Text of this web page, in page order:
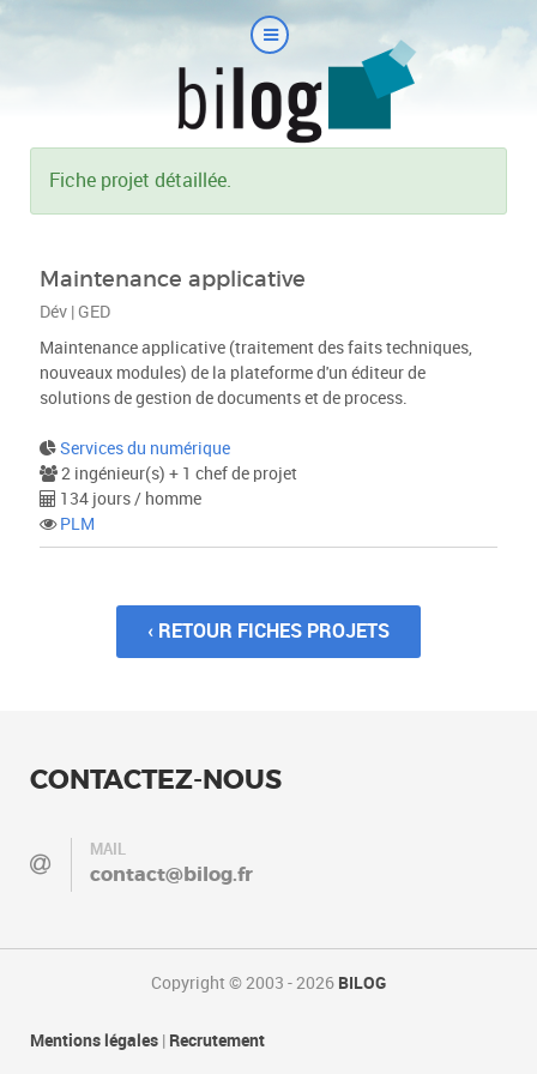
Fiche projet détaillée.
Maintenance applicative
Dév | GED
Maintenance applicative (traitement des faits techniques,
nouveaux modules) de la plateforme d'un éditeur de
solutions de gestion de documents et de process.
Services du numérique
2 ingénieur(s) + 1 chef de projet
134 jours / homme
PLM
‹ RETOUR FICHES PROJETS
CONTACTEZ-NOUS
MAIL
contact@bilog.fr
Copyright © 2003 - 2026 BILOG
Mentions légales | Recrutement